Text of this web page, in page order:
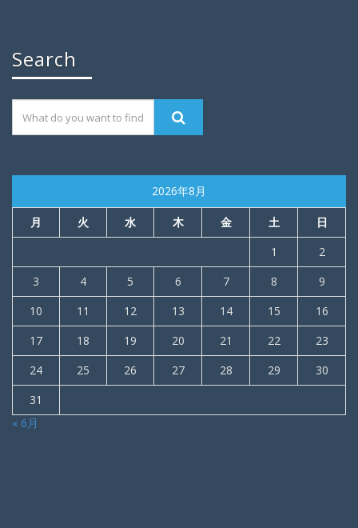
Search
2026年8月
月 火 水 木 金 土
日
1
2
3
4 5 6 7 8
9
10
11 12 13 14 15
16
17
18 19 20 21 22
23
24
25 26 27 28 29
30
31
« 6月